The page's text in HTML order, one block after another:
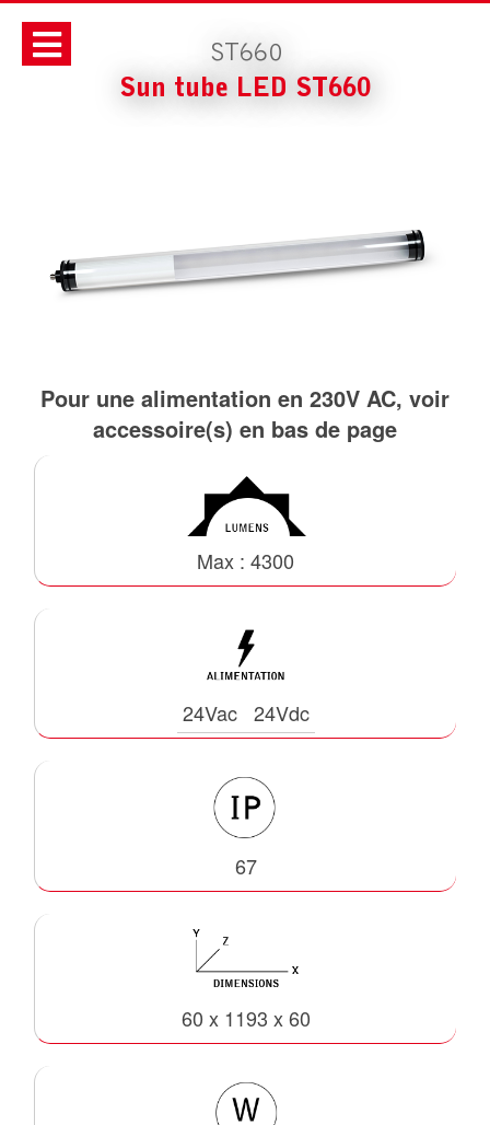
ST660
Sun tube LED ST660
Pour une alimentation en 230V AC, voir
accessoire(s) en bas de page
Max : 4300
24Vac 24Vdc
67
60 x 1193 x 60